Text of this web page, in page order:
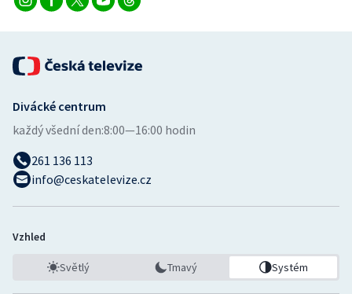
Divácké centrum
každý všední den:8:00—16:00 hodin
261 136 113
info@ceskatelevize.cz
Vzhled
Světlý Tmavý Systém